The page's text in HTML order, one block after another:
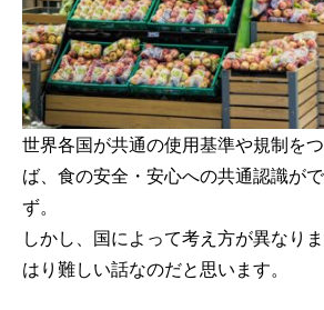
世界各国が共通の使用基準や規制を
ば、食の安全・安心への共通認識が
ず。
しかし、国によって考え方が異なり
はり難しい話なのだと思います。